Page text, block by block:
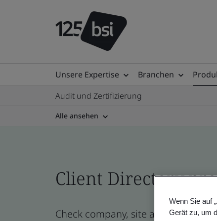
Unsere Expertise Branchen
Audit und Zertifizierung
Alle ansehen
Client Directory
Check company, site and product
Wenn Sie auf
Gerät zu, um